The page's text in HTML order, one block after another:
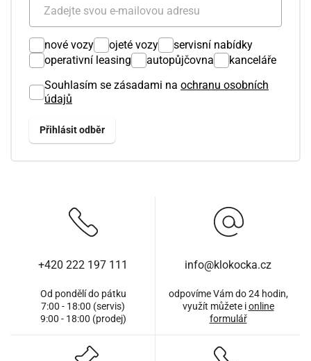
nové vozy ojeté vozy
servisní nabídky
operativní leasing
autopůjčovna
kanceláře
Souhlasím se zásadami na ochranu osobních
údajů
+420 222 197 111
Od pondělí do pátku
7:00 - 18:00 (servis)
9:00 - 18:00 (prodej)
info@klokocka.cz
odpovíme Vám do 24 hodin,
využít můžete ionline
formulář